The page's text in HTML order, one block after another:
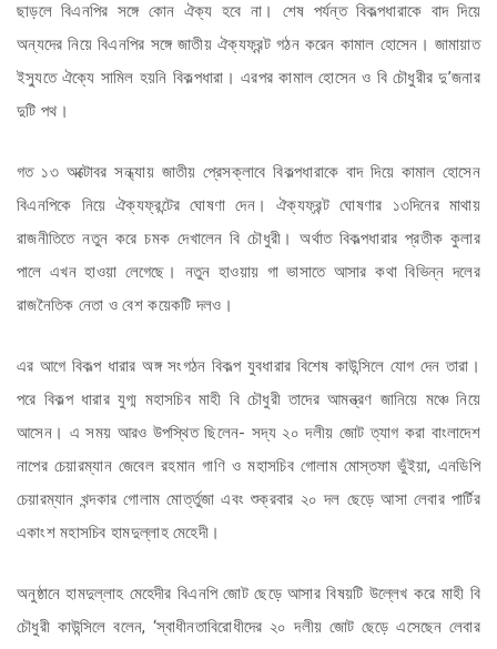
ছাড়লে বিএনপির সঙ্গে কোন ঐক্য হবে না। শেষ পর্যন্ত বিকল্পধারাকে বাদ দিয়ে
অন্যদের নিয়ে বিএনপির সঙ্গে জাতীয় ঐক্যফ্রন্ট গঠন করেন কামাল হোসেন। জামায়াত
ইস্যুতে ঐক্যে সামিল হয়নি বিকল্পধারা। এরপর কামাল হোসেন ও বি চৌধুরীর দু’জনার
দুটি পথ।
গত ১৩ অক্টোবর সন্ধ্যায় জাতীয় প্রেসক্লাবে বিকল্পধারাকে বাদ দিয়ে কামাল হোসেন
বিএনপিকে নিয়ে ঐক্যফ্রন্টের ঘোষণা দেন। ঐক্যফ্রন্ট ঘোষণার ১৩দিনের মাথায়
রাজনীতিতে নতুন করে চমক দেখালেন বি চৌধুরী। অর্থাত বিকল্পধারার প্রতীক কুলার
পালে এখন হাওয়া লেগেছে। নতুন হাওয়ায় গা ভাসাতে আসার কথা বিভিন্ন দলের
রাজনৈতিক নেতা ও বেশ কয়েকটি দলও।
এর আগে বিকল্প ধারার অঙ্গ সংগঠন বিকল্প যুবধারার বিশেষ কাউন্সিলে যোগ দেন তারা।
পরে বিকল্প ধারার যুগ্ম মহাসচিব মাহী বি চৌধুরী তাদের আমন্ত্রণ জানিয়ে মঞ্চে নিয়ে
আসেন। এ সময় আরও উপস্থিত ছিলেন- সদ্য ২০ দলীয় জোট ত্যাগ করা বাংলাদেশ
নাপের চেয়ারম্যান জেবেল রহমান গাণি ও মহাসচিব গোলাম মোস্তফা ভুঁইয়া, এনডিপি
চেয়ারম্যান খন্দকার গোলাম মোর্ত্তুজা এবং শুক্রবার ২০ দল ছেড়ে আসা লেবার পার্টির
একাংশ মহাসচিব হামদুল্লাহ মেহেদী।
অনুষ্ঠানে হামদুল্লাহ মেহেদীর বিএনপি জোট ছেড়ে আসার বিষয়টি উল্লেখ করে মাহী বি
চৌধুরী কাউন্সিলে বলেন, ‘স্বাধীনতাবিরোধীদের ২০ দলীয় জোট ছেড়ে এসেছেন লেবার